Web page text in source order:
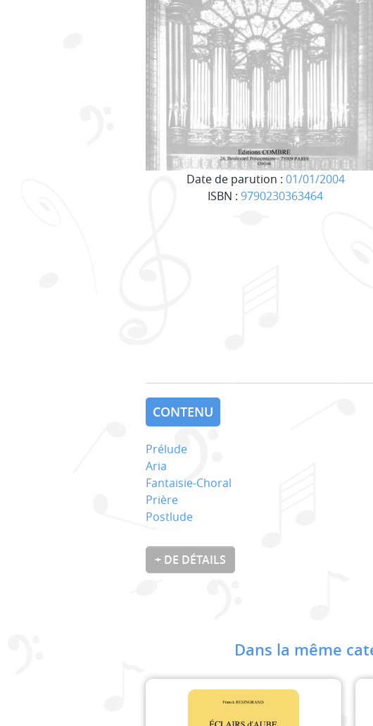
Date de parution : 01/01/2004
ISBN : 9790230363464
CONTENU
Prélude
Aria
Fantaisie-Choral
Prière
Postlude
+ DE DÉTAILS
Dans la même